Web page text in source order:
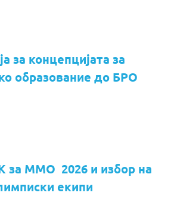
за концепцијата за
образование до БРО
ММО 2026 и избор на
екипи